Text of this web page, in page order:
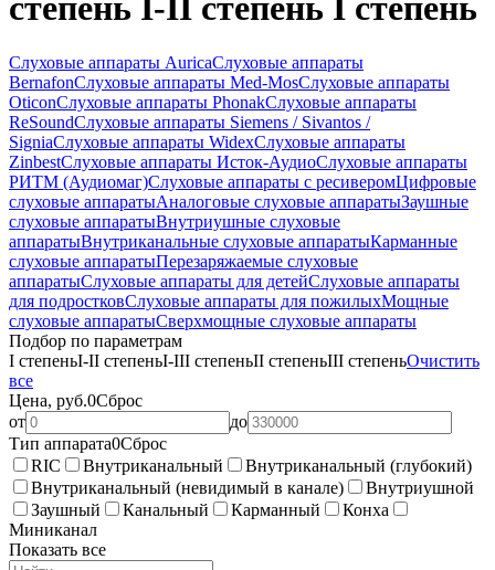
степень I-II степень I степень
Слуховые аппараты AuricaСлуховые аппараты
BernafonСлуховые аппараты Med-MosСлуховые аппараты
OticonСлуховые аппараты PhonakСлуховые аппараты
ReSoundСлуховые аппараты Siemens / Sivantos /
SigniaСлуховые аппараты WidexСлуховые аппараты
ZinbestСлуховые аппараты Исток-АудиоСлуховые аппараты
РИТМ (Аудиомаг)Слуховые аппараты с ресиверомЦифровые
слуховые аппаратыАналоговые слуховые аппаратыЗаушные
слуховые аппаратыВнутриушные слуховые
аппаратыВнутриканальные слуховые аппаратыКарманные
слуховые аппаратыПерезаряжаемые слуховые
аппаратыСлуховые аппараты для детейСлуховые аппараты
для подростковСлуховые аппараты для пожилыхМощные
слуховые аппаратыСверхмощные слуховые аппараты
Подбор по параметрам
I степеньI-II степеньI-III степеньII степеньIII степеньОчистить
все
Цена, руб.0Сброс
от
до
Тип аппарата0Сброс
RIC
Внутриканальный
Внутриканальный (глубокий)
Внутриканальный (невидимый в канале)
Внутриушной
Заушный
Канальный Карманный
Конха
Миниканал
Показать все